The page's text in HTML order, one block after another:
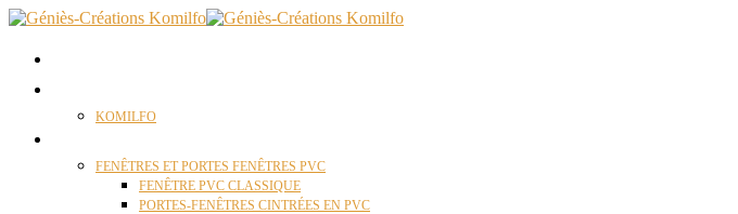
KOMILFO
FENÊTRES ET PORTES FENÊTRES PVC
FENÊTRE PVC CLASSIQUE
PORTES-FENÊTRES CINTRÉES EN PVC